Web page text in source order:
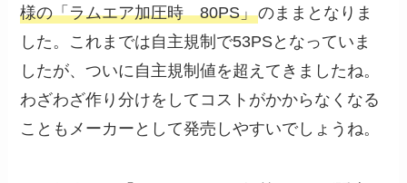
様の「ラムエア加圧時 80PS」のままとなりま
した。これまでは自主規制で53PSとなっていま
したが、ついに自主規制値を超えてきましたね。
わざわざ作り分けをしてコストがかからなくなる
こともメーカーとして発売しやすいでしょうね。